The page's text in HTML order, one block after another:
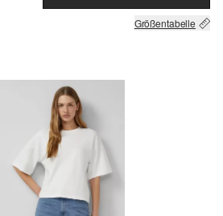
Größentabelle